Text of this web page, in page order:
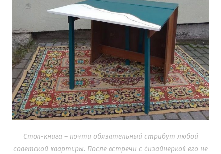
Стол-книга – почти обязательный атрибут любой
советской квартиры. После встречи с дизайнеркой его не